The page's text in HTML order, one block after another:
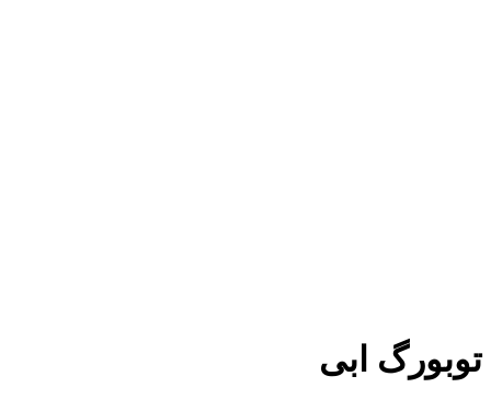
توبورگ ابی